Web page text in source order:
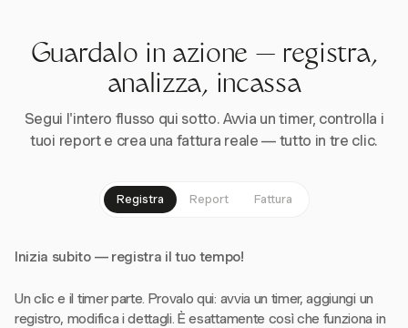
Guardalo in azione — registra,
analizza, incassa
Segui l'intero flusso qui sotto. Avvia un timer, controlla i
tuoi report e crea una fattura reale — tutto in tre clic.
Registra Report Fattura
Inizia subito — registra il tuo tempo!
Un clic e il timer parte. Provalo qui: avvia un timer, aggiungi un
registro, modifica i dettagli. È esattamente così che funziona in